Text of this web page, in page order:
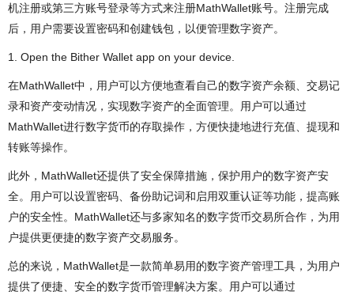
机注册或第三方账号登录等方式来注册MathWallet账号。注册完成
后，用户需要设置密码和创建钱包，以便管理数字资产。
1. Open the Bither Wallet app on your device.
在MathWallet中，用户可以方便地查看自己的数字资产余额、交易记
录和资产变动情况，实现数字资产的全面管理。用户可以通过
MathWallet进行数字货币的存取操作，方便快捷地进行充值、提现和
转账等操作。
此外，MathWallet还提供了安全保障措施，保护用户的数字资产安
全。用户可以设置密码、备份助记词和启用双重认证等功能，提高账
户的安全性。MathWallet还与多家知名的数字货币交易所合作，为用
户提供更便捷的数字资产交易服务。
总的来说，MathWallet是一款简单易用的数字资产管理工具，为用户
提供了便捷、安全的数字货币管理解决方案。用户可以通过